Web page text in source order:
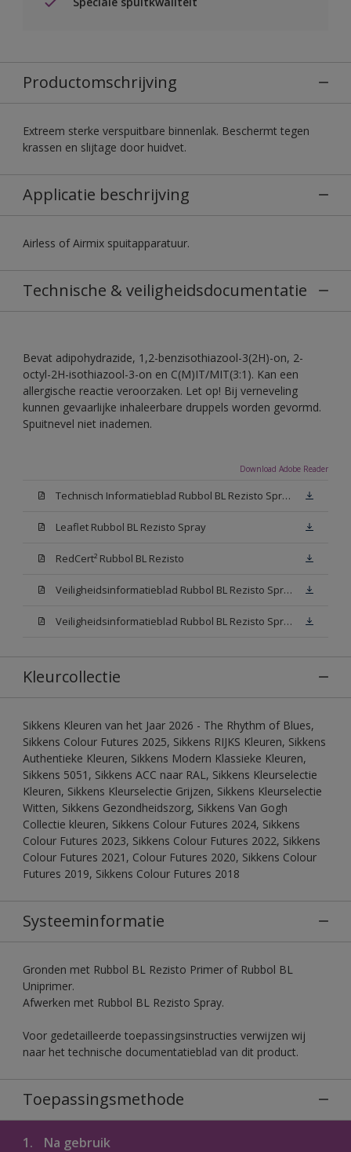
Productomschrijving
Extreem sterke verspuitbare binnenlak. Beschermt tegen
krassen en slijtage door huidvet.
Applicatie beschrijving
Airless of Airmix spuitapparatuur.
Technische & veiligheidsdocumentatie
Bevat adipohydrazide, 1,2-benzisothiazool-3(2H)-on, 2-
octyl-2H-isothiazool-3-on en C(M)IT/MIT(3:1). Kan een
allergische reactie veroorzaken. Let op! Bij verneveling
kunnen gevaarlijke inhaleerbare druppels worden gevormd.
Spuitnevel niet inademen.
Download Adobe Reader
Technisch Informatieblad Rubbol BL Rezisto Spray (PDF)
Leaflet Rubbol BL Rezisto Spray
RedCert² Rubbol BL Rezisto
Veiligheidsinformatieblad Rubbol BL Rezisto Spray W05 (MSDS)
Veiligheidsinformatieblad Rubbol BL Rezisto Spray N00 (MSDS)
Kleurcollectie
Sikkens Kleuren van het Jaar 2026 - The Rhythm of Blues,
Sikkens Colour Futures 2025, Sikkens RIJKS Kleuren, Sikkens
Authentieke Kleuren, Sikkens Modern Klassieke Kleuren,
Sikkens 5051, Sikkens ACC naar RAL, Sikkens Kleurselectie
Kleuren, Sikkens Kleurselectie Grijzen, Sikkens Kleurselectie
Witten, Sikkens Gezondheidszorg, Sikkens Van Gogh
Collectie kleuren, Sikkens Colour Futures 2024, Sikkens
Colour Futures 2023, Sikkens Colour Futures 2022, Sikkens
Colour Futures 2021, Colour Futures 2020, Sikkens Colour
Futures 2019, Sikkens Colour Futures 2018
Systeeminformatie
Gronden met Rubbol BL Rezisto Primer of Rubbol BL
Uniprimer.
Afwerken met Rubbol BL Rezisto Spray.
Voor gedetailleerde toepassingsinstructies verwijzen wij
naar het technische documentatieblad van dit product.
Toepassingsmethode
1. Na gebruik